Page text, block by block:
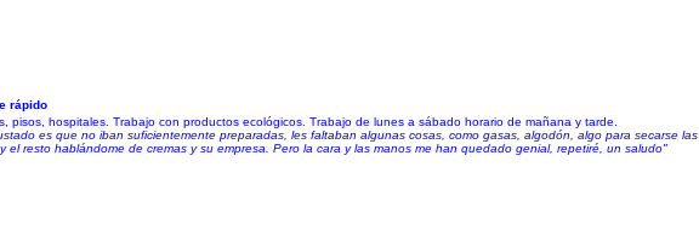
rápido
hospitales. Trabajo con productos ecológicos. Trabajo de lunes a sábado horario de mañana y tarde.
es que no iban suficientemente preparadas, les faltaban algunas cosas, como gasas, algodón, algo para secarse las
resto hablándome de cremas y su empresa. Pero la cara y las manos me han quedado genial, repetiré, un saludo"